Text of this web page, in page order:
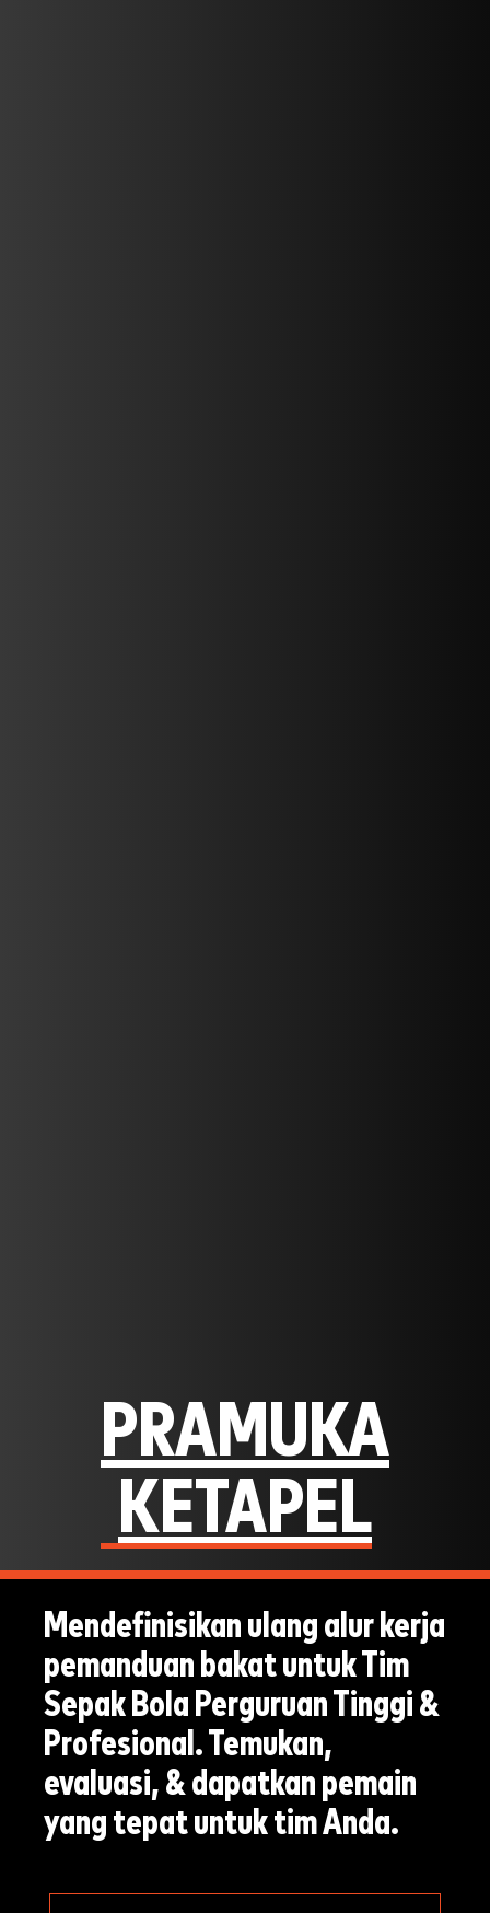
PRAMUKA
KETAPEL
Mendefinisikan ulang alur kerja
pemanduan bakat untuk Tim
Sepak Bola Perguruan Tinggi &
Profesional. Temukan,
evaluasi, & dapatkan pemain
yang tepat untuk tim Anda.